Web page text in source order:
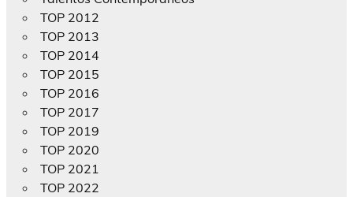
TOP 2012
TOP 2013
TOP 2014
TOP 2015
TOP 2016
TOP 2017
TOP 2019
TOP 2020
TOP 2021
TOP 2022